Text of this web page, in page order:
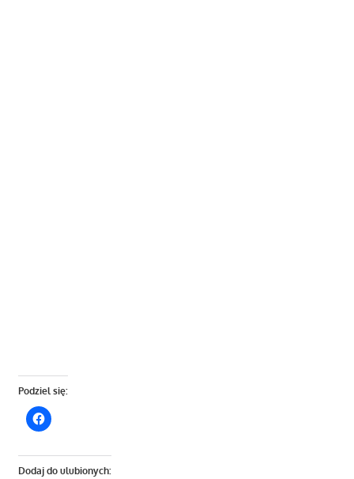
Podziel się:
Dodaj do ulubionych: